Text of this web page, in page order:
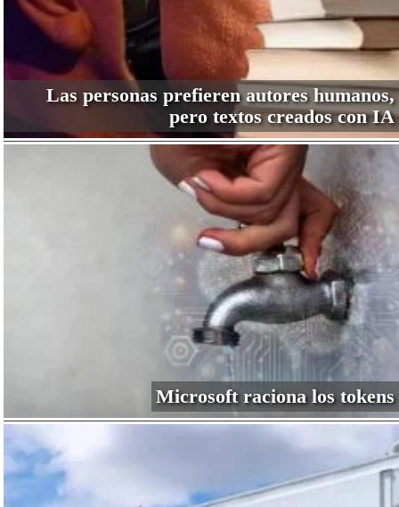
Las personas prefieren autores humanos,
pero textos creados con IA
Microsoft raciona los tokens